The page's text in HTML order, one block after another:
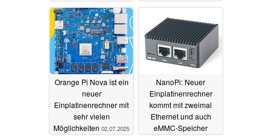
06.08.2025
in den Verkauf
Orange Pi Nova ist ein
neuer
Einplatinenrechner mit
sehr vielen
Möglichkeiten 02.07.2025
NanoPi: Neuer
Einplatinenrechner
kommt mit zweimal
Ethernet und auch
eMMC-Speicher